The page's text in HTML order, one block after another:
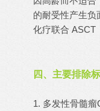
的耐受性产生负
化疗联合 ASCT
四、主要排除
1. 多发性骨髓